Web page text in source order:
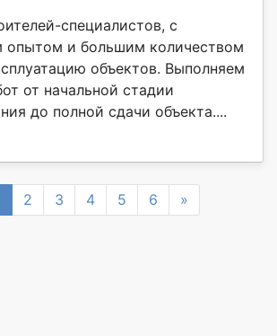
специалистов, с
опытом и большим количеством
объектов. Выполняем
от начальной стадии
до полной сдачи объекта....
2 3 4 5 6 »